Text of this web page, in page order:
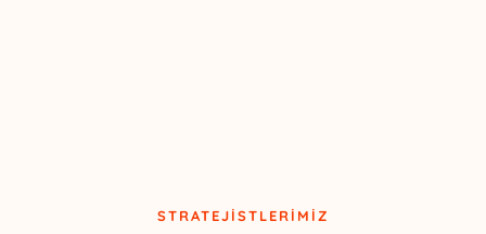
STRATEJİSTLERİMİZ